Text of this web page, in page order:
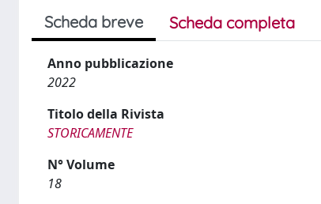
Scheda breve Scheda completa
Anno pubblicazione
2022
Titolo della Rivista
STORICAMENTE
N° Volume
18